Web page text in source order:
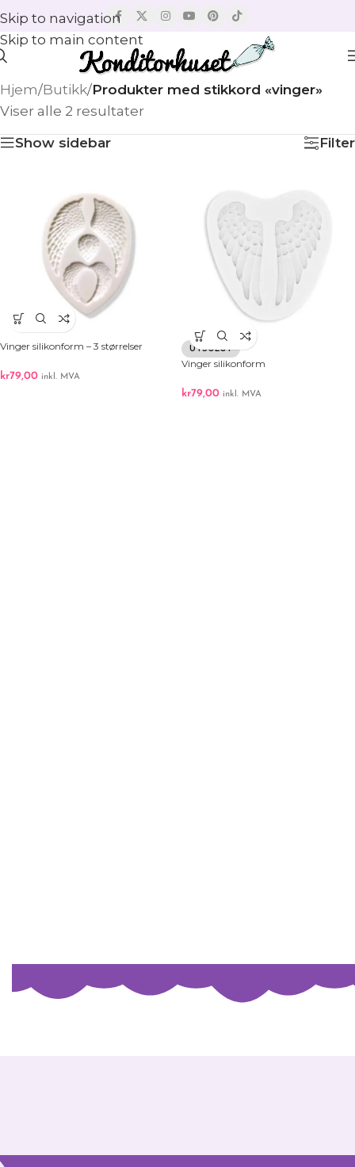
Skip to navigation
Skip to main content
Hjem/Butikk/Produkter med stikkord «vinger»
Viser alle 2 resultater
Show sidebar
Filter
Vinger silikonform – 3 størrelser
kr79,00 inkl. MVA
UTSOLGT
Vinger silikonform
kr79,00 inkl. MVA